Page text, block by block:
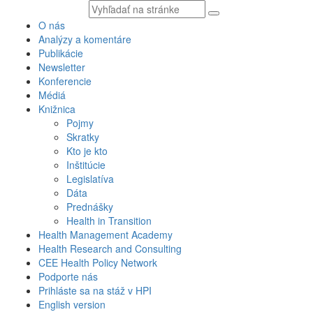
Vyhľadávaný
text
O nás
Analýzy a komentáre
Publikácie
Newsletter
Konferencie
Médiá
Knižnica
Pojmy
Skratky
Kto je kto
Inštitúcie
Legislatíva
Dáta
Prednášky
Health in Transition
Health Management Academy
Health Research and Consulting
CEE Health Policy Network
Podporte nás
Prihláste sa na stáž v HPI
English version